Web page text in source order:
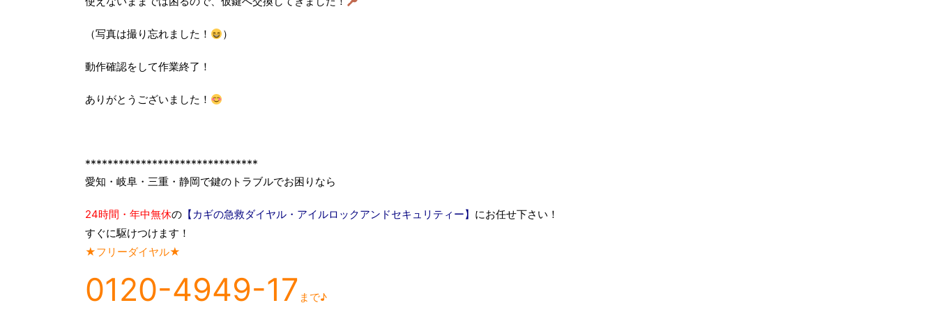
（写真は撮り忘れました！ ）
動作確認をして作業終了！
ありがとうございました！
*******************************
愛知・岐阜・三重・静岡で鍵のトラブルでお困りなら
24時間・年中無休の 【カギの急救ダイヤル・アイルロックアンドセキュリティー】 にお任せ下さい！
すぐに駆けつけます！
★フリーダイヤル★
0120-4949-17 まで♪